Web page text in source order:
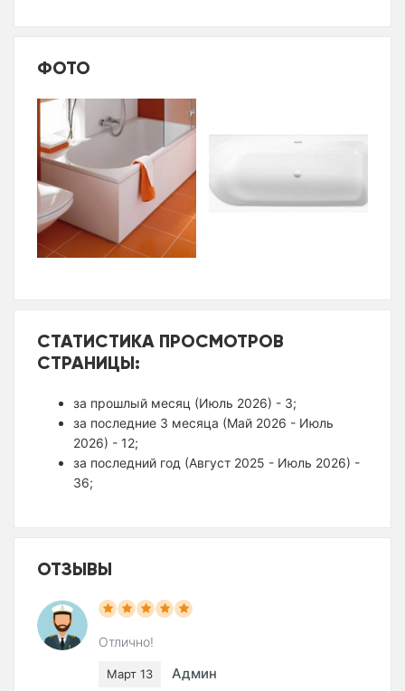
ФОТО
СТАТИСТИКА ПРОСМОТРОВ
СТРАНИЦЫ:
за прошлый месяц (Июль 2026) - 3;
за последние 3 месяца (Май 2026 - Июль
2026) - 12;
за последний год (Август 2025 - Июль 2026) -
36;
ОТЗЫВЫ
Отлично!
Март 13 Админ